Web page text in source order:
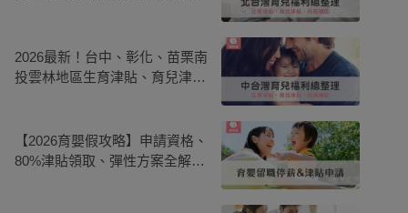
2026最新！台中、彰化、苗栗南
投雲林地區生育津貼、育兒津
【2026育嬰假攻略】申請資格、
80%津貼領取、彈性方案全解